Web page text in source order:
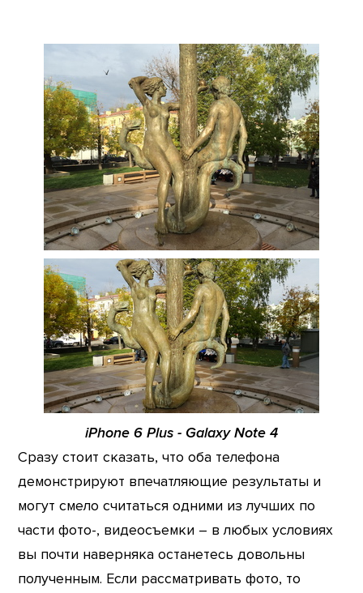
iPhone 6 Plus - Galaxy Note 4
Сразу стоит сказать, что оба телефона
демонстрируют впечатляющие результаты и
могут смело считаться одними из лучших по
части фото-, видеосъемки – в любых условиях
вы почти наверняка останетесь довольны
полученным. Если рассматривать фото, то